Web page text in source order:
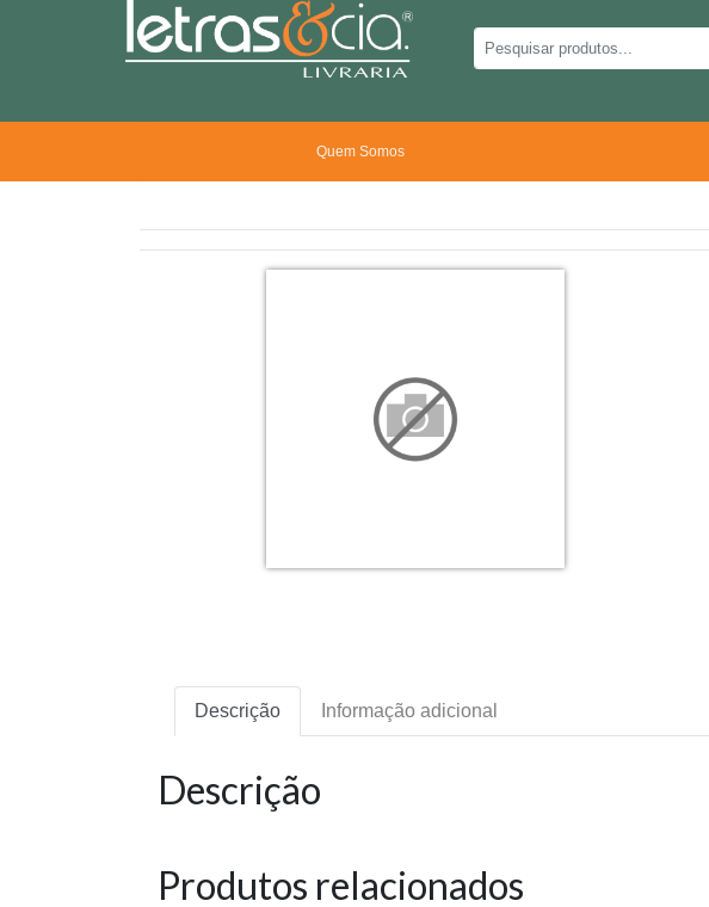
Quem Somos
Descrição Informação adicional
Descrição
Produtos relacionados